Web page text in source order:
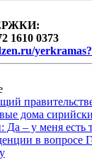
1610 0373
дома
– у меня есть
в вопросе